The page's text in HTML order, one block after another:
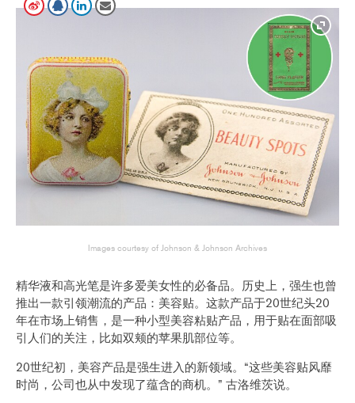
Images courtesy of Johnson & Johnson Archives
精华液和高光笔是许多爱美女性的必备品。历史上，强生也曾
推出一款引领潮流的产品：美容贴。这款产品于20世纪头20
年在市场上销售，是一种小型美容粘贴产品，用于贴在面部吸
引人们的关注，比如双颊的苹果肌部位等。
20世纪初，美容产品是强生进入的新领域。“这些美容贴风靡
时尚，公司也从中发现了蕴含的商机。” 古洛维茨说。